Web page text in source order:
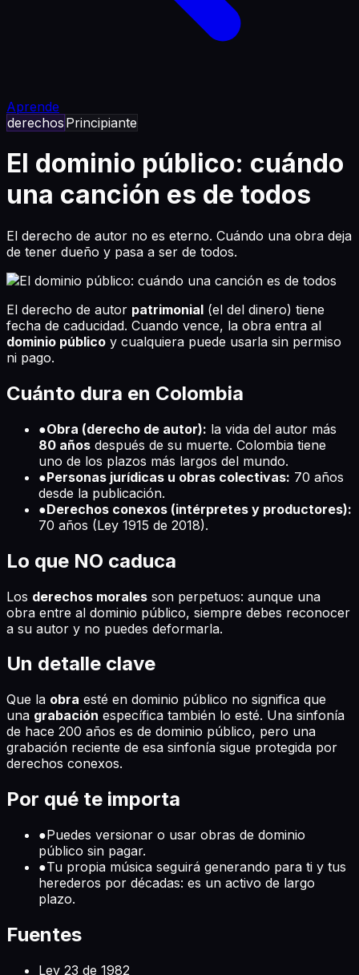
Aprende
derechos Principiante
El dominio público: cuándo
una canción es de todos
El derecho de autor no es eterno. Cuándo una obra deja
de tener dueño y pasa a ser de todos.
El derecho de autor patrimonial (el del dinero) tiene
fecha de caducidad. Cuando vence, la obra entra al
dominio público y cualquiera puede usarla sin permiso
ni pago.
Cuánto dura en Colombia
●Obra (derecho de autor): la vida del autor más
80 años después de su muerte. Colombia tiene
uno de los plazos más largos del mundo.
●Personas jurídicas u obras colectivas: 70 años
desde la publicación.
●Derechos conexos (intérpretes y productores):
70 años (Ley 1915 de 2018).
Lo que NO caduca
Los derechos morales son perpetuos: aunque una
obra entre al dominio público, siempre debes reconocer
a su autor y no puedes deformarla.
Un detalle clave
Que la obra esté en dominio público no significa que
una grabación específica también lo esté. Una sinfonía
de hace 200 años es de dominio público, pero una
grabación reciente de esa sinfonía sigue protegida por
derechos conexos.
Por qué te importa
●Puedes versionar o usar obras de dominio
público sin pagar.
●Tu propia música seguirá generando para ti y tus
herederos por décadas: es un activo de largo
plazo.
Fuentes
Ley 23 de 1982